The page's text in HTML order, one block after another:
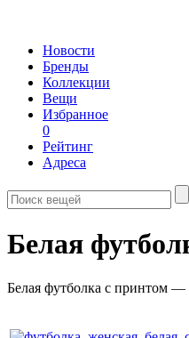
Новости
Бренды
Коллекции
Вещи
Избранное
0
Рейтинг
Адреса
Белая
Белая футболка с принтом —